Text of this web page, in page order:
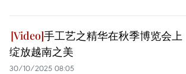
手工艺之精华在秋季博览会上
绽放越南之美
30/10/2025 08:05